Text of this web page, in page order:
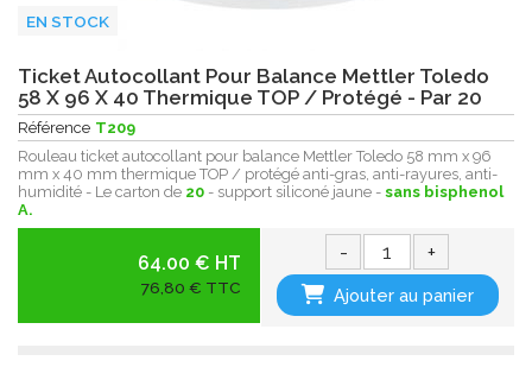
EN STOCK
Ticket Autocollant Pour Balance Mettler Toledo
58 X 96 X 40 Thermique TOP / Protégé - Par 20
Référence T209
Rouleau ticket autocollant pour balance Mettler Toledo 58 mm x 96
mm x 40 mm thermique TOP / protégé anti-gras, anti-rayures, anti-
humidité - Le carton de 20 - support siliconé jaune - sans bisphenol
A.
64.00 € HT
76,80 € TTC
- +
Ajouter au panier